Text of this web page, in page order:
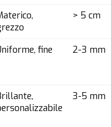
> 5 cm
fine 2-3 mm
3-5 mm